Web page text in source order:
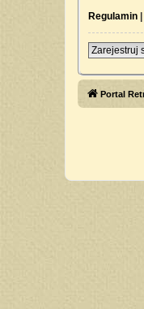
Regulamin |
Zarejestruj
Portal